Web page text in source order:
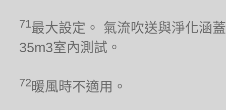
71最大設定。 氣流吹送與淨化涵
35m3室內測試。
72 暖風時不適用。